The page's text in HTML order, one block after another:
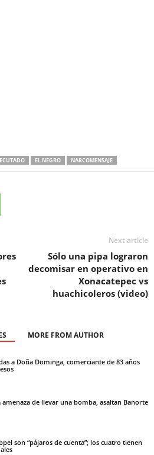
EL NEGRO NARCOMENSAJE
Next article
Sólo una pipa lograron
decomisar en operativo en
Xonacatepec vs
huachicoleros (video)
MORE FROM AUTHOR
a Doña Dominga, comerciante de 83 años
de llevar una bomba, asaltan Banorte
son “pájaros de cuenta”; los cuatro tienen